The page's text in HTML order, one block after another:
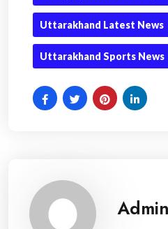
Uttarakhand Latest News
Uttarakhand Sports News
Admin